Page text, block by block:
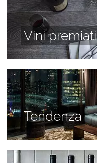
Vini premiati
Tendenza